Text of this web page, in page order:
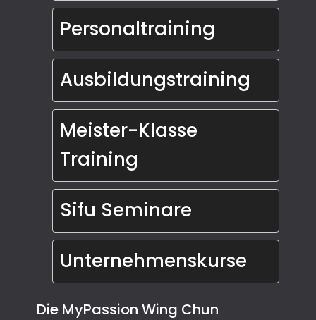
Personaltraining
Ausbildungstraining
Meister-Klasse
Training
Sifu Seminare
Unternehmenskurse
Die MyPassion Wing Chun